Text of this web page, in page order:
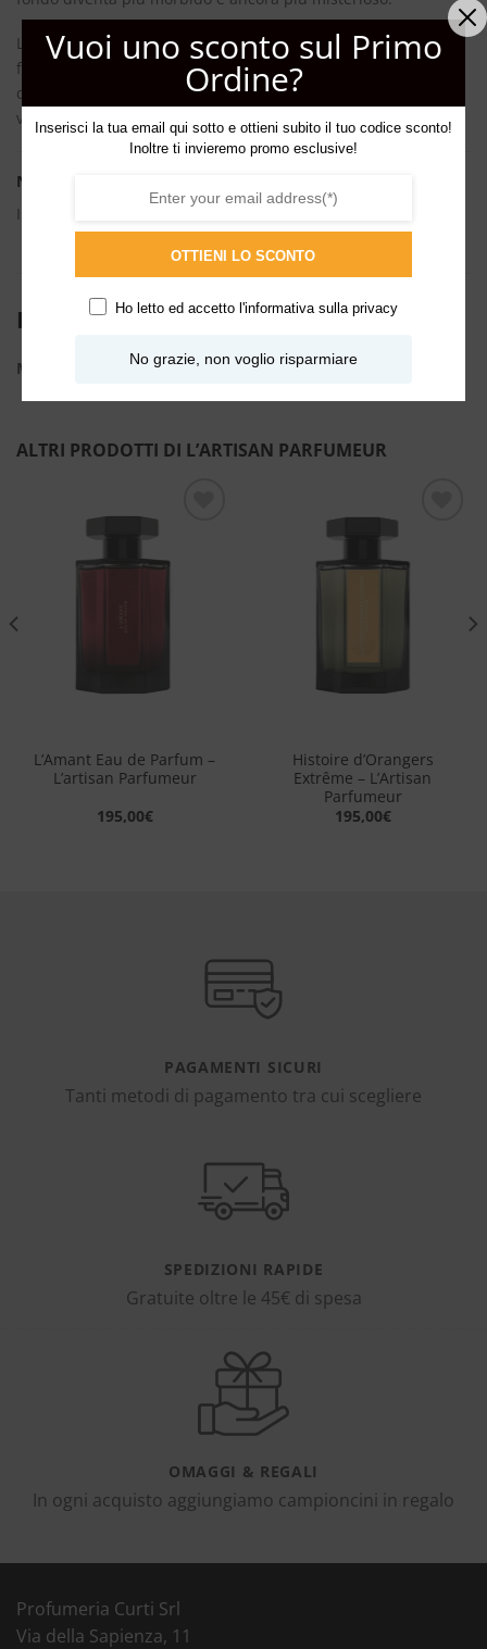
Lontano dall’eco di incantesimi solenni, questo giglio rosso
fiamma promette un’avventura gioiosa in un paradiso
dimenticato. Lasciate che il suo profumo inebriante sia la
vostra guida.
Note olfattive
Incenso, Vaniglia, Giglio bianco.
INFORMAZIONI AGGIUNTIVE
ML 100ml
ALTRI PRODOTTI DI L’ARTISAN PARFUMEUR
alla lista
L’Amant Eau de Parfum –
L’artisan Parfumeur
195,00€
Aggiungi
alla lista
Histoire d’Orangers
Extrême – L’Artisan
Parfumeur
195,00€
PAGAMENTI SICURI
Tanti metodi di pagamento tra cui scegliere
SPEDIZIONI RAPIDE
Gratuite oltre le 45€ di spesa
OMAGGI & REGALI
In ogni acquisto aggiungiamo campioncini in regalo
Profumeria Curti Srl
Via della Sapienza, 11
Vuoi uno sconto sul Primo
Ordine?
Inserisci la tua email qui sotto e ottieni subito il tuo codice sconto!
Inoltre ti invieremo promo esclusive!
OTTIENI LO SCONTO
Ho letto ed accetto l'informativa sulla privacy
No grazie, non voglio risparmiare